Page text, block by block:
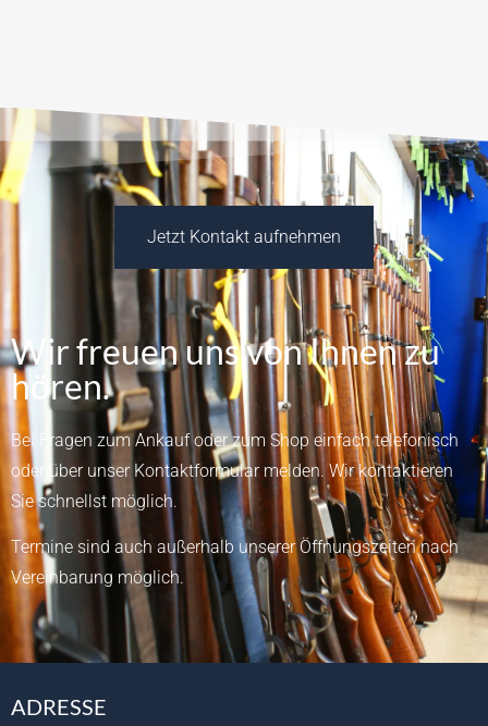
Jetzt Kontakt aufnehmen
Wir freuen uns von Ihnen zu
hören.
Bei Fragen zum Ankauf oder zum Shop einfach telefonisch
oder über unser Kontaktformularmelden.Wir kontaktieren
Sie schnellst möglich.
Termine sind auch außerhalb unserer Öffnungszeiten nach
Vereinbarung möglich.
ADRESSE